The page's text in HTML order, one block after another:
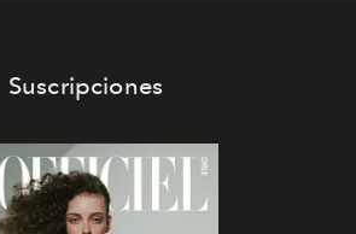
Suscripciones